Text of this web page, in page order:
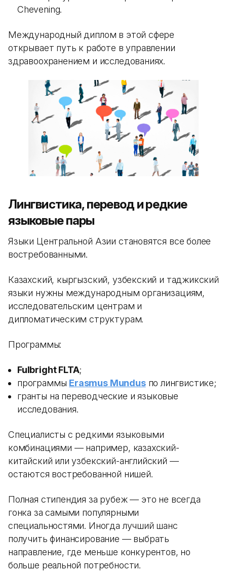
Chevening.
Международный диплом в этой сфере
открывает путь к работе в управлении
здравоохранением и исследованиях.
Лингвистика, перевод и редкие
языковые пары
Языки Центральной Азии становятся все более
востребованными.
Казахский, кыргызский, узбекский и таджикский
языки нужны международным организациям,
исследовательским центрам и
дипломатическим структурам.
Программы:
Fulbright FLTA;
программы Erasmus Mundusпо лингвистике;
гранты на переводческие и языковые
исследования.
Специалисты с редкими языковыми
комбинациями — например, казахский-
китайский или узбекский-английский —
остаются востребованной нишей.
Полная стипендия за рубеж — это не всегда
гонка за самыми популярными
специальностями. Иногда лучший шанс
получить финансирование — выбрать
направление, где меньше конкурентов, но
больше реальной потребности.